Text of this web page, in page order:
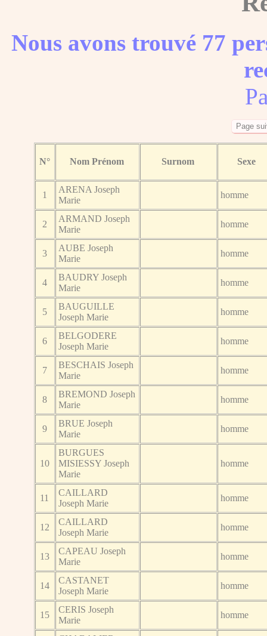
Nous avons trouvé 77
N° Nom Prénom Surnom Sexe
1
ARENA Joseph
Marie
homme
2
ARMAND Joseph
Marie
homme
3
AUBE Joseph
Marie
homme
4
BAUDRY Joseph
Marie
homme
5
BAUGUILLE
Joseph Marie
homme
6
BELGODERE
Joseph Marie
homme
7
BESCHAIS Joseph
Marie
homme
8
BREMOND Joseph
Marie
homme
9
BRUE Joseph
Marie
homme
10
BURGUES
MISIESSY Joseph
Marie
homme
11
CAILLARD
Joseph Marie
homme
12
CAILLARD
Joseph Marie
homme
13
CAPEAU Joseph
Marie
homme
14
CASTANET
Joseph Marie
homme
15
CERIS Joseph
Marie
homme